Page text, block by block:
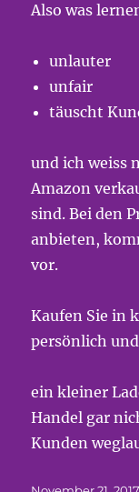
Also was
unlauter
unfair
täuscht
und ich weiss
Amazon
sind. Bei den
anbieten,
vor.
Kaufen Sie in
persönlich
ein kleiner
Handel gar
Kunden